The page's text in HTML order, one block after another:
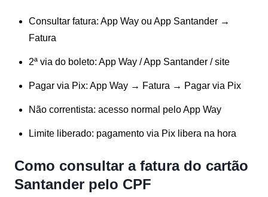
Consultar fatura: App Way ou App Santander →
Fatura
2ª via do boleto: App Way / App Santander / site
Pagar via Pix: App Way → Fatura → Pagar via Pix
Não correntista: acesso normal peloApp Way
Limite liberado: pagamento via Pix libera na hora
Como consultar a fatura do cartão
Santander pelo CPF